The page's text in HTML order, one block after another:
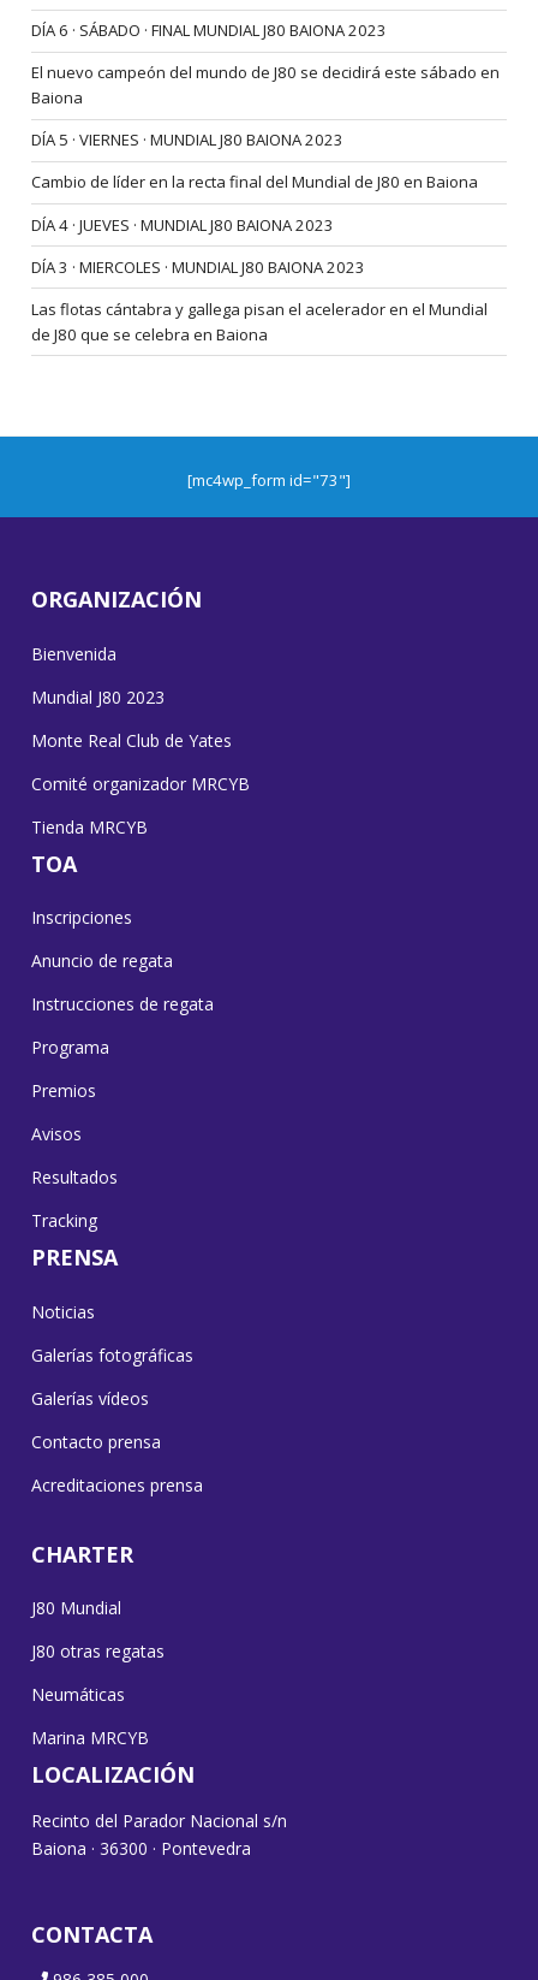
DÍA 6 · SÁBADO · FINAL MUNDIAL J80 BAIONA 2023
El nuevo campeón del mundo de J80 se decidirá este sábado en
Baiona
DÍA 5 · VIERNES · MUNDIAL J80 BAIONA 2023
Cambio de líder en la recta final del Mundial de J80 en Baiona
DÍA 4 · JUEVES · MUNDIAL J80 BAIONA 2023
DÍA 3 · MIERCOLES · MUNDIAL J80 BAIONA 2023
Las flotas cántabra y gallega pisan el acelerador en el Mundial
de J80 que se celebra en Baiona
[mc4wp_form id="73"]
ORGANIZACIÓN
Bienvenida
Mundial J80 2023
Monte Real Club de Yates
Comité organizador MRCYB
Tienda MRCYB
TOA
Inscripciones
Anuncio de regata
Instrucciones de regata
Programa
Premios
Avisos
Resultados
Tracking
PRENSA
Noticias
Galerías fotográficas
Galerías vídeos
Contacto prensa
Acreditaciones prensa
CHARTER
J80 Mundial
J80 otras regatas
Neumáticas
Marina MRCYB
LOCALIZACIÓN
Recinto del Parador Nacional s/n
Baiona · 36300 · Pontevedra
CONTACTA